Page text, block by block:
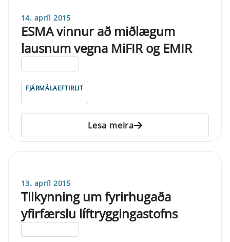
14. apríl 2015
ESMA vinnur að miðlægum
lausnum vegna MiFIR og EMIR
FJÁRMÁLAEFTIRLIT
Lesa meira
13. apríl 2015
Tilkynning um fyrirhugaða
yfirfærslu líftryggingastofns